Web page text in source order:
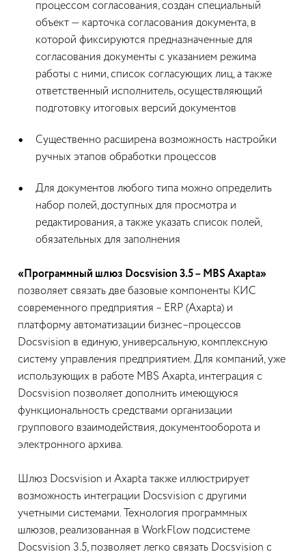
процессом согласования, создан специальный
объект — карточка согласования документа, в
которой фиксируются предназначенные для
согласования документы с указанием режима
работы с ними, список согласующих лиц, а также
ответственный исполнитель, осуществляющий
подготовку итоговых версий документов
Существенно расширена возможность настройки
ручных этапов обработки процессов
Для документов любого типа можно определить
набор полей, доступных для просмотра и
редактирования, а также указать список полей,
обязательных для заполнения
«Программный шлюз Docsvision 3.5 – MBS Axapta»
позволяет связать две базовые компоненты КИС
современного предприятия – ERP (Axapta) и
платформу автоматизации бизнес–процессов
Docsvision в единую, универсальную, комплексную
систему управления предприятием. Для компаний, уже
использующих в работе MBS Axapta, интеграция с
Docsvision позволяет дополнить имеющуюся
функциональность средствами организации
группового взаимодействия, документооборота и
электронного архива.
Шлюз Docsvision и Axapta также иллюстрирует
возможность интеграции Docsvision с другими
учетными системами. Технология программных
шлюзов, реализованная в WorkFlow подсистеме
Docsvision 3.5, позволяет легко связать Docsvision с